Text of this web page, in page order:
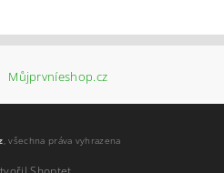
Můjprvníeshop.cz
, všechna práva vyhrazena